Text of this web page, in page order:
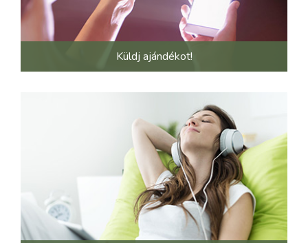
Küldj ajándékot!